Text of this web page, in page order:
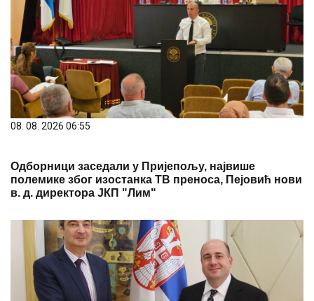
08. 08. 2026 06:55
Одборници заседали у Пријепољу, највише
полемике због изостанка ТВ преноса, Пејовић нови
в. д. директора ЈКП "Лим"